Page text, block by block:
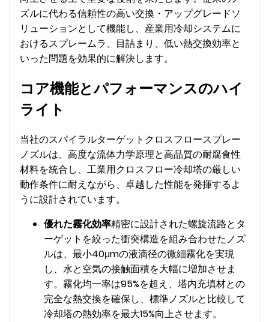
ズルに代わる信頼性の高い交換・アップグレードソ
リューションとして機能し、産業用冷却システムに
おけるスプレームラ、目詰まり、低い熱交換効率と
いった問題を効果的に解決します。
コア機能とパフォーマンスのハイ
ライト
当社のスパイラルターゲットクロスフロースプレー
ノズルは、高度な流体力学原理と高品質の耐腐食性
材料を統合し、工業用クロスフロー冷却塔の厳しい
動作条件に耐えながら、卓越した性能を発揮するよ
うに設計されています。
優れた霧化効率精密に設計された螺旋流路とタ
ーゲットを絞った衝突構造を組み合わせたノズ
ルは、最小40μmの液滴径の微細霧化を実現
し、水と空気の接触面積を大幅に増加させま
す。霧化均一率は95%を超え、塔内充填材との
完全な熱交換を確保し、標準ノズルと比較して
冷却塔の熱効率を最大15%向上させます。